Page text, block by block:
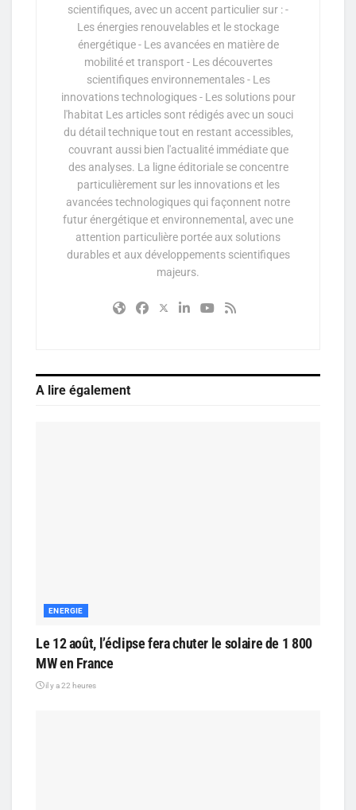
scientifiques, avec un accent particulier sur : -
Les énergies renouvelables et le stockage
énergétique - Les avancées en matière de
mobilité et transport - Les découvertes
scientifiques environnementales - Les
innovations technologiques - Les solutions pour
l'habitat Les articles sont rédigés avec un souci
du détail technique tout en restant accessibles,
couvrant aussi bien l'actualité immédiate que
des analyses. La ligne éditoriale se concentre
particulièrement sur les innovations et les
avancées technologiques qui façonnent notre
futur énergétique et environnemental, avec une
attention particulière portée aux solutions
durables et aux développements scientifiques
majeurs.
A lire également
ENERGIE
Le 12 août, l’éclipse fera chuter le solaire de 1 800
MW en France
il y a 22 heures